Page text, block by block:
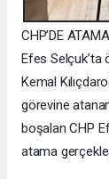
CHP’DE
Efes Selçuk’ta
Kemal
görevine
boşalan CHP
atama